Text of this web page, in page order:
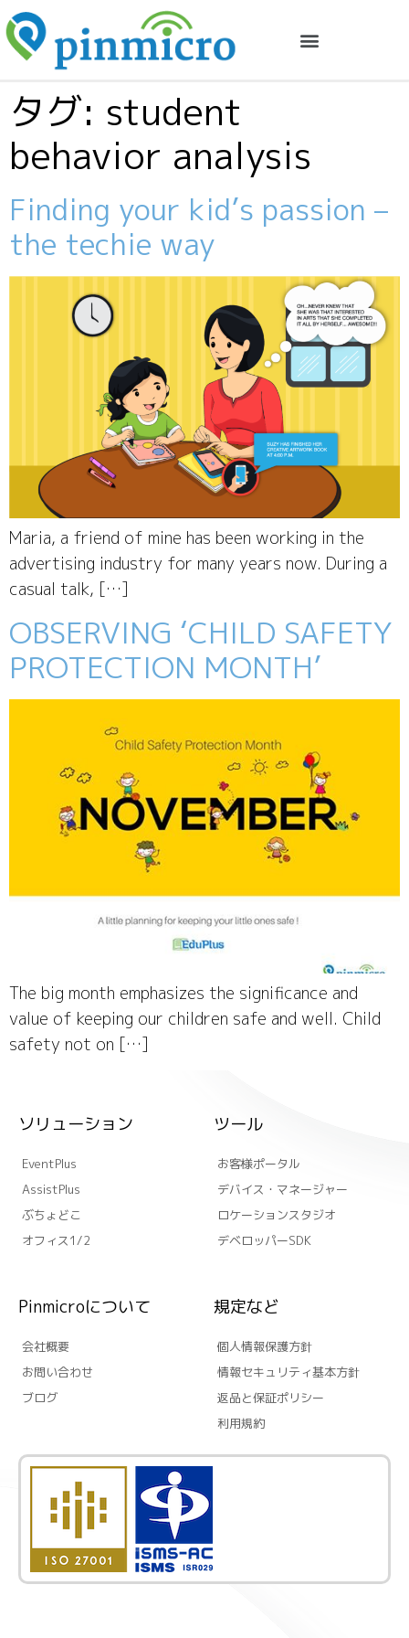
タグ: student
behavior analysis
Finding your kid’s passion –
the techie way
Maria, a friend of mine has been working in the
advertising industry for many years now. During a
casual talk, […]
OBSERVING ‘CHILD SAFETY
PROTECTION MONTH’
The big month emphasizes the significance and
value of keeping our children safe and well. Child
safety not on […]
ソリューション
EventPlus
AssistPlus
ぶちょどこ
オフィス1/2
ツール
お客様ポータル
デバイス・マネージャー
ロケーションスタジオ
デベロッパーSDK
Pinmicroについて
会社概要
お問い合わせ
ブログ
規定など
個人情報保護方針
情報セキュリティ基本方針
返品と保証ポリシー
利用規約